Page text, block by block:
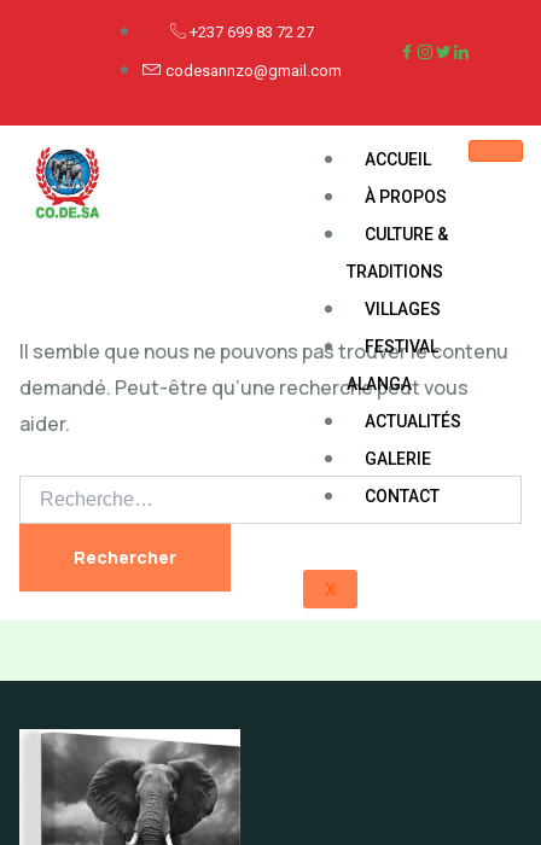
+237 699 83 72 27
codesannzo@gmail.com
ACCUEIL
À PROPOS
CULTURE &
TRADITIONS
VILLAGES
FESTIVAL
ALANGA
ACTUALITÉS
GALERIE
CONTACT
X
Uncategorized
Il semble que nous ne pouvons pas trouver le contenu
demandé. Peut-être qu’une recherche peut vous
aider.